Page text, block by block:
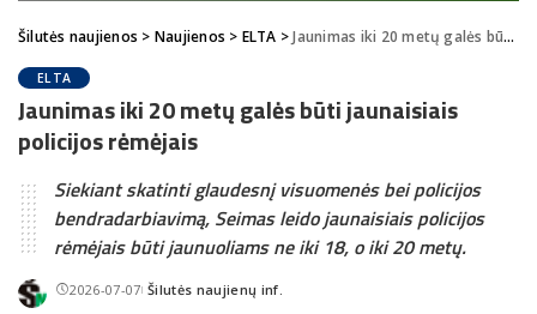
Šilutės naujienos > Naujienos > ELTA >Jaunimas iki 20 metų galės būti jaunaisiais policijos rėmėjais
ELTA
Jaunimas iki 20 metų galės būti jaunaisiais
policijos rėmėjais
Siekiant skatinti glaudesnį visuomenės bei policijos
bendradarbiavimą, Seimas leido jaunaisiais policijos
rėmėjais būti jaunuoliams ne iki 18, o iki 20 metų.
2026-07-07Posted
Šilutės naujienų inf.